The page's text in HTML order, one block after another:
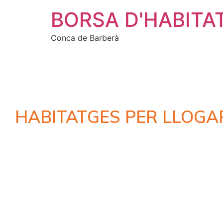
BORSA
Conca de Barberà
HABITATGES PER